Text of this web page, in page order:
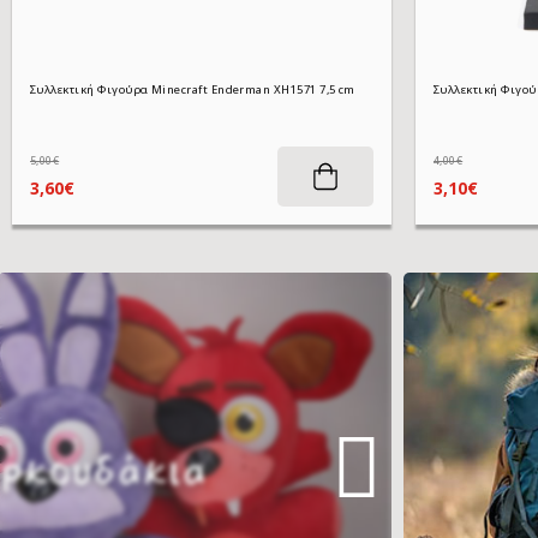
Συλλεκτική Φιγούρα Minecraft Enderman XH1571 7,5 cm
3,60€
5,00€
3,10€
4,00€